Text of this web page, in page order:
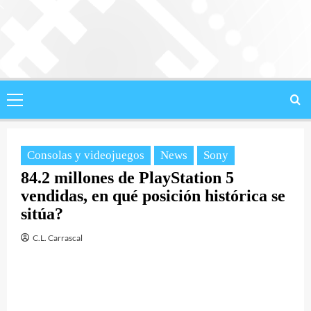
principal
Consolas y videojuegos News Sony
84.2 millones de PlayStation 5
vendidas, en qué posición histórica se
sitúa?
C.L. Carrascal